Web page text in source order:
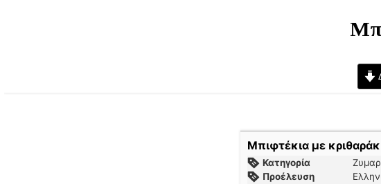
Μπιφτέκια με
Κατηγορία
Προέλευση